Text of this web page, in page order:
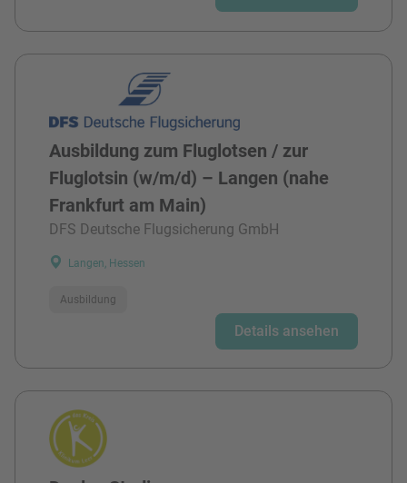
Ausbildung zum Fluglotsen / zur
Fluglotsin (w/m/d) – Langen (nahe
Frankfurt am Main)
DFS Deutsche Flugsicherung GmbH
Langen, Hessen
Ausbildung
Details ansehen